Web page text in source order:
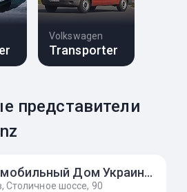
Volkswagen
Transporter
представители
Автомобильный Дом Украина-Мерседес Бенц
Столичное шоссе, 90